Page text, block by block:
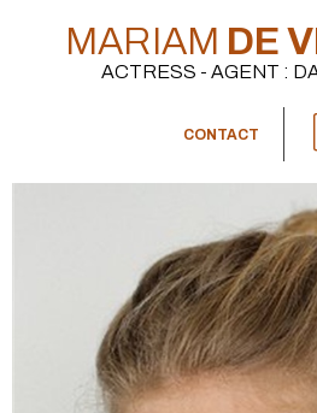
MARIAM DE
ACTRESS - AGENT :
CONTACT